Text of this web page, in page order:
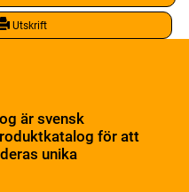
Utskrift
är svensk
för att
unika